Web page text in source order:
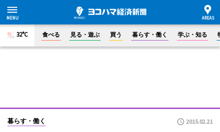
32°C 食べる 見る・遊ぶ 買う 暮らす・働く 学ぶ・知る
暮らす・働く 2015.02.21